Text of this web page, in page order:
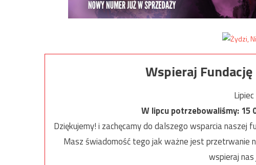
Wspieraj
W lipcu potrzebowaliśmy:15
Dziękujemy! i zachęcamy do dalszego wsparcia naszej
Masz świadomość tego jak ważne jest przetrwanie
wspieraj